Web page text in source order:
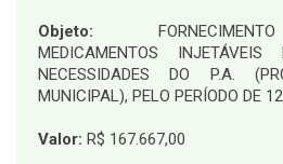
Objeto:
MEDICAMENTOS
NECESSIDADES DO P.A.
MUNICIPAL), PELO PERÍODO DE
Valor: R$ 167.667,00